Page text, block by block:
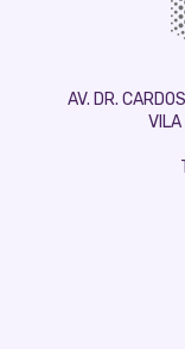
AV. DR.
VILA